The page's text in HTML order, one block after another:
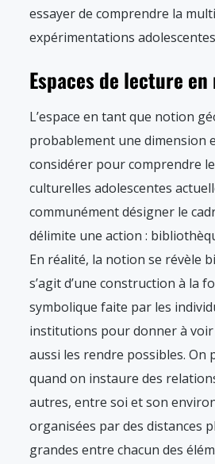
essayer de comprendre la
expérimentations
Espaces de lecture
L’espace en tant que notion
probablement une dimension
considérer pour comprendre
culturelles adolescentes
communément désigner le
délimite une action :
En réalité, la notion se révèle
s’agit d’une construction à la
symbolique faite par les
institutions pour donner à voir
aussi les rendre possibles. On
quand on instaure des
autres, entre soi et son
organisées par des distances
grandes entre chacun des